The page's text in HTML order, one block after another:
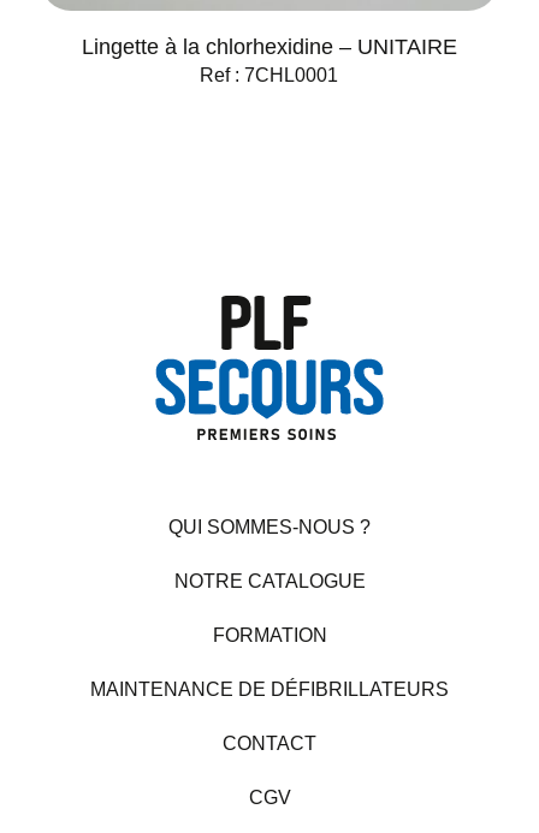
Lingette à la chlorhexidine – UNITAIRE
Ref : 7CHL0001
QUI SOMMES-NOUS ?
NOTRE CATALOGUE
FORMATION
MAINTENANCE DE DÉFIBRILLATEURS
CONTACT
CGV